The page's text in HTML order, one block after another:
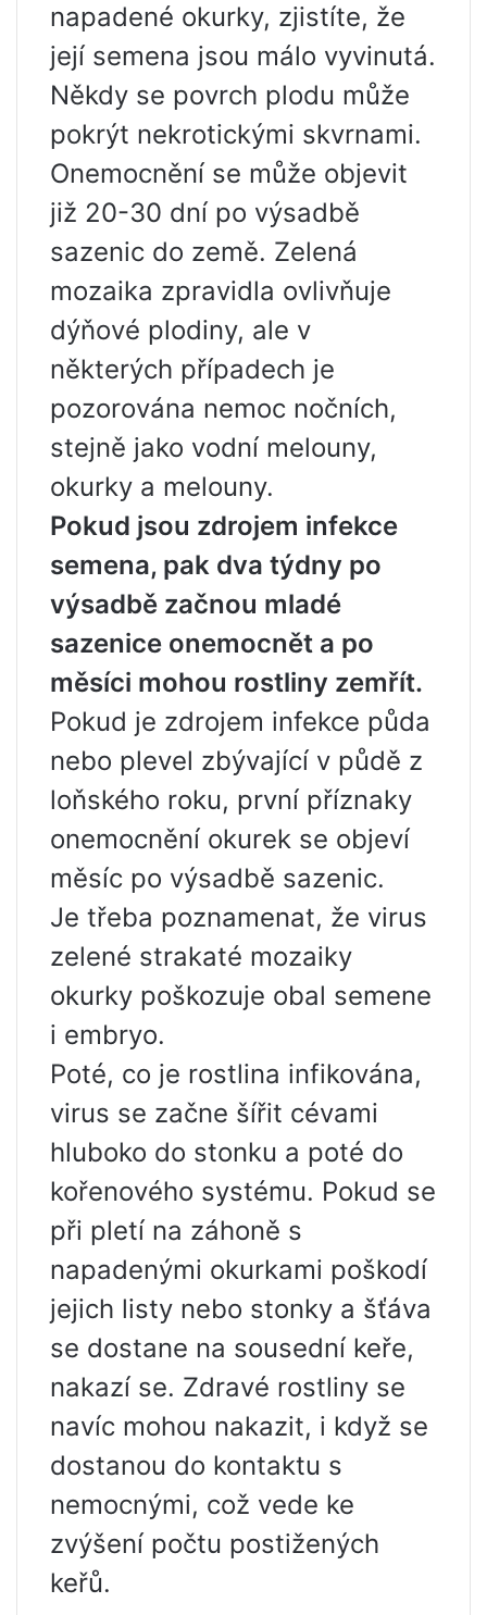
napadené okurky, zjistíte, že
její semena jsou málo vyvinutá.
Někdy se povrch plodu může
pokrýt nekrotickými skvrnami.
Onemocnění se může objevit
již 20-30 dní po výsadbě
sazenic do země. Zelená
mozaika zpravidla ovlivňuje
dýňové plodiny, ale v
některých případech je
pozorována nemoc nočních,
stejně jako vodní melouny,
okurky a melouny.
Pokud jsou zdrojem infekce
semena, pak dva týdny po
výsadbě začnou mladé
sazenice onemocnět a po
měsíci mohou rostliny zemřít.
Pokud je zdrojem infekce půda
nebo plevel zbývající v půdě z
loňského roku, první příznaky
onemocnění okurek se objeví
měsíc po výsadbě sazenic.
Je třeba poznamenat, že virus
zelené strakaté mozaiky
okurky poškozuje obal semene
i embryo.
Poté, co je rostlina infikována,
virus se začne šířit cévami
hluboko do stonku a poté do
kořenového systému. Pokud se
při pletí na záhoně s
napadenými okurkami poškodí
jejich listy nebo stonky a šťáva
se dostane na sousední keře,
nakazí se. Zdravé rostliny se
navíc mohou nakazit, i když se
dostanou do kontaktu s
nemocnými, což vede ke
zvýšení počtu postižených
keřů.